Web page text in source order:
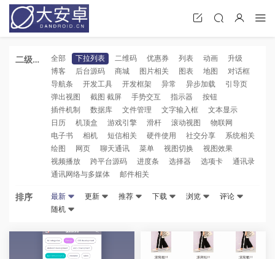
二级分
全部 下拉列表 二维码 优惠券 列表 动画
升级
博客
后台源码 商城 图片相关 图表 地图
对话框
导航条
开发工具 开发框架 异常 异步加载
引导页
弹出视图
截图 截屏 手势交互 指示器
按钮
插件机制
数据库 文件管理 文字输入框
文本显示
日历
机顶盒 游戏引擎 滑杆 滚动视图
物联网
电子书
相机 短信相关 硬件使用 社交分享
系统相关
绘图
网页 聊天通讯 菜单 视图切换
视图效果
视频播放
跨平台源码 进度条 选择器 选项卡
通讯录
通讯网络与多媒体
邮件相关
排序 最新 更新 推荐 下载 浏览
评论
随机